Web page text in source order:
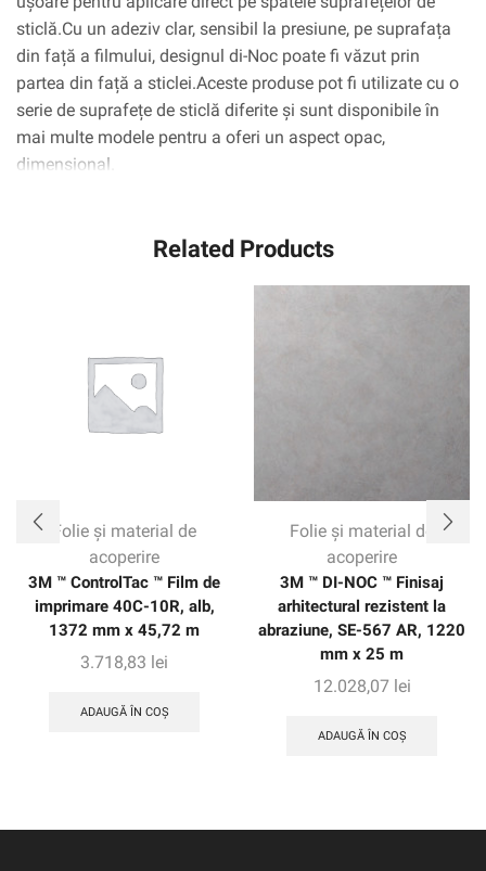
sticlă.Cu un adeziv clar, sensibil la presiune, pe suprafața
din față a filmului, designul di-Noc poate fi văzut prin
partea din față a sticlei.Aceste produse pot fi utilizate cu o
serie de suprafețe de sticlă diferite și sunt disponibile în
mai multe modele pentru a oferi un aspect opac,
dimensional.
Related Products
Folie și material de
acoperire
3M ™ ControlTac ™ Film de
imprimare 40C-10R, alb,
1372 mm x 45,72 m
3.718,83 lei
ADAUGĂ ÎN COȘ
Folie și material de
acoperire
3M ™ DI-NOC ™ Finisaj
arhitectural rezistent la
abraziune, SE-567 AR, 1220
mm x 25 m
12.028,07 lei
ADAUGĂ ÎN COȘ